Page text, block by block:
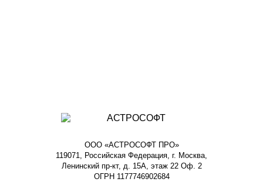
ООО «АСТРОСОФТ ПРО»
119071, Российская Федерация, г. Москва,
Ленинский пр-кт, д. 15А, этаж 22 Оф. 2
ОГРН 1177746902684